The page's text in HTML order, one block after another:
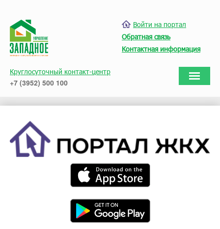
Войти на портал
Обратная связь
Контактная информация
Круглосуточный контакт-центр
+7 (3952) 500 100